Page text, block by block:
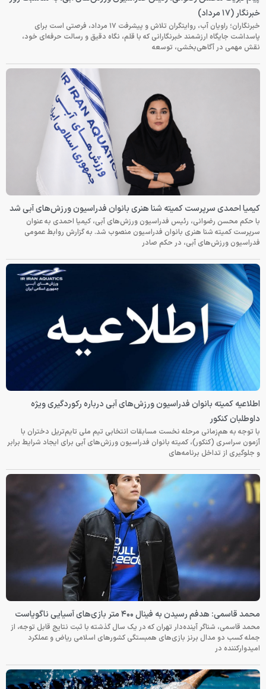
خبرنگار (۱۷ مرداد)
خبرنگاران؛ راویان آب، روایتگران تلاش و پیشرفت ۱۷ مرداد، فرصتی است برای
پاسداشت جایگاه ارزشمند خبرنگارانی که با قلم، نگاه دقیق و رسالت حرفه‌ای خود،
نقش مهمی در آگاهی‌بخشی، توسعه
کیمیا احمدی سرپرست کمیته شنا هنری بانوان فدراسیون ورزش‌های آبی شد
با حکم محسن رضوانی، رئیس فدراسیون ورزش‌های آبی، کیمیا احمدی به عنوان
سرپرست کمیته شنا هنری بانوان فدراسیون منصوب شد. به گزارش روابط عمومی
فدراسیون ورزش‌های آبی، در حکم صادر
اطلاعیه کمیته بانوان فدراسیون ورزش‌های آبی درباره رکوردگیری ویژه
داوطلبان کنکور
با توجه به هم‌زمانی مرحله نخست مسابقات انتخابی تیم ملی تایم‌تریل دختران با
آزمون سراسری (کنکور)، کمیته بانوان فدراسیون ورزش‌های آبی برای ایجاد شرایط برابر
و جلوگیری از تداخل برنامه‌های
محمد قاسمی: هدفم رسیدن به فینال ۴۰۰ متر بازی‌های آسیایی ناگویاست
محمد قاسمی، شناگر آینده‌دار تهران که در یک سال گذشته با ثبت نتایج قابل توجه، از
جمله کسب دو مدال برنز بازی‌های همبستگی کشورهای اسلامی ریاض و عملکرد
امیدوارکننده در